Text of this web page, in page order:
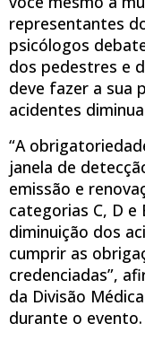
representantes
psicólogos
dos pedestres e
deve fazer a sua
acidentes
“A
janela de
emissão e
categorias C, D
diminuição dos
cumprir as
credenciadas”,
da Divisão
durante o evento.